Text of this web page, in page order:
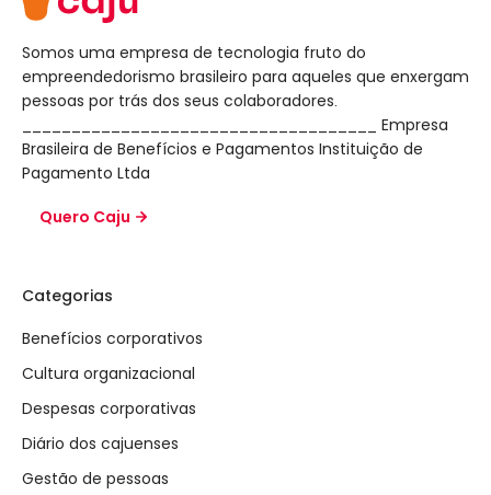
Somos uma empresa de tecnologia fruto do
empreendedorismo brasileiro para aqueles que enxergam
pessoas por trás dos seus colaboradores.
____________________________________ Empresa
Brasileira de Benefícios e Pagamentos Instituição de
Pagamento Ltda
Quero Caju
Categorias
Benefícios corporativos
Cultura organizacional
Despesas corporativas
Diário dos cajuenses
Gestão de pessoas